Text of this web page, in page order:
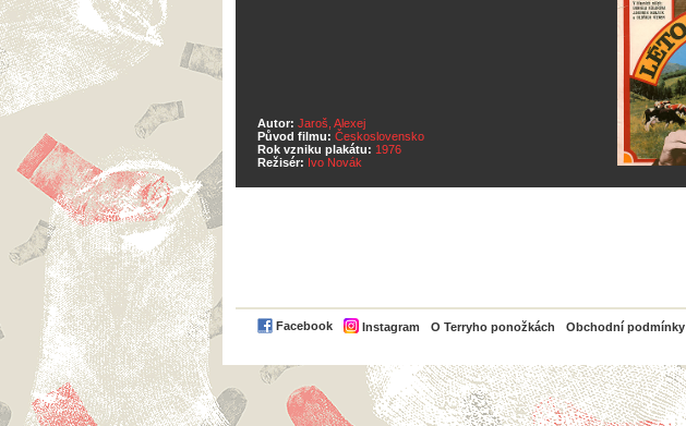
Autor: Jaroš, Alexej
Původ filmu: Československo
Rok vzniku plakátu: 1976
Režisér: Ivo Novák
Facebook Instagram O Terryho ponožkách Obchodní podmínky
PayPal